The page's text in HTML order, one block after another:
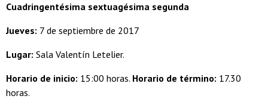
Cuadringentésima sextuagésima segunda
Jueves: 7 de septiembre de 2017
Lugar: Sala Valentín Letelier.
Horario de inicio: 15:00 horas. Horario de término: 17.30
horas.